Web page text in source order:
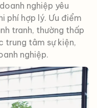
nghiệp yêu
phí hợp lý. Ưu điểm
tranh, thường thấp
trung tâm sự kiện,
nghiệp.